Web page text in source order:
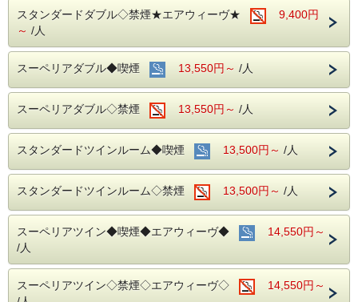
スタンダードダブル◇禁煙★エアウィーヴ★
9,400円
～ /人
スーペリアダブル◆喫煙 13,550円～ /人
スーペリアダブル◇禁煙 13,550円～ /人
スタンダードツインルーム◆喫煙 13,500円～ /人
スタンダードツインルーム◇禁煙 13,500円～ /人
スーペリアツイン◆喫煙◆エアウィーヴ◆
14,550円～
/人
スーペリアツイン◇禁煙◇エアウィーヴ◇
14,550円～